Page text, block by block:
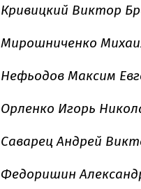
Кривицкий Виктор
Мирошниченко
Нефьодов Максим
Орленко Игорь
Саварец Андрей
Федоришин